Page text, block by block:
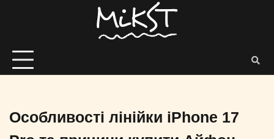
Особливості лінійки iPhone 17